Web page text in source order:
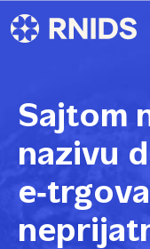
Sajtom
nazivu